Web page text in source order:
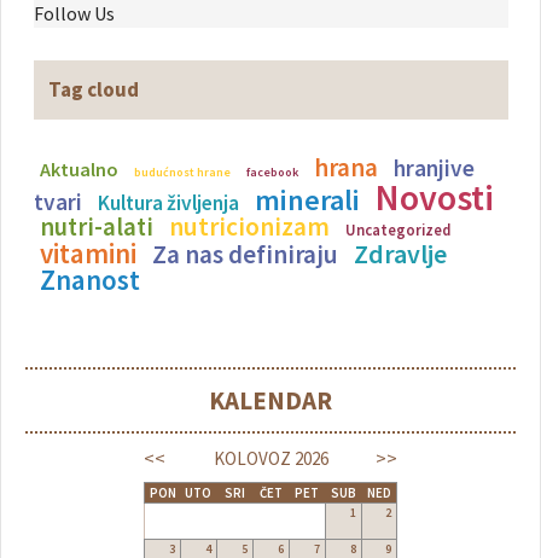
Follow Us
Tag cloud
Aktualno budućnost hrane facebook hrana
hranjive
tvari
Kultura življenja minerali Novosti
nutri-alati nutricionizam Uncategorized
vitamini Za nas definiraju Zdravlje
Znanost
KALENDAR
<< >>
KOLOVOZ 2026
PON UTO SRI ČET PET SUB NED
1 2
3 4 5 6 7 8 9